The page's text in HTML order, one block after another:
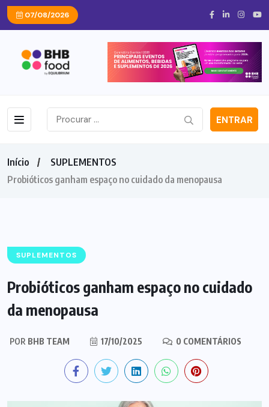
07/08/2026
ENTRAR
Início
SUPLEMENTOS
Probióticos ganham espaço no cuidado da menopausa
SUPLEMENTOS
Probióticos ganham espaço no cuidado
da menopausa
POR BHB TEAM 17/10/2025 0 COMENTÁRIOS